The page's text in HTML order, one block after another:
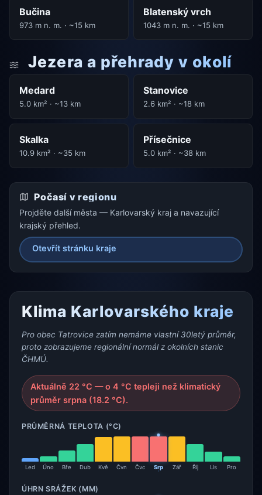
Bučina
973 m n. m. · ~15 km
Blatenský vrch
1043 m n. m. · ~15 km
Jezera a přehrady v okolí
Medard
5.0 km² · ~13 km
Stanovice
2.6 km² · ~18 km
Skalka
10.9 km² · ~35 km
Přísečnice
5.0 km² · ~38 km
Počasí v regionu
Projděte další města — Karlovarský kraj a navazující
krajský přehled.
Otevřít stránku kraje
Klima Karlovarského kraje
Pro obec Tatrovice zatím nemáme vlastní 30letý průměr,
proto zobrazujeme regionální normál z okolních stanic
ČHMÚ.
Aktuálně 22 °C — o 4 °C tepleji než klimatický
průměr srpna (18.2 °C).
PRŮMĚRNÁ TEPLOTA (°C)
Led Úno Bře Dub Kvě Čvn Čvc Srp Zář Říj Lis Pro
ÚHRN SRÁŽEK (MM)